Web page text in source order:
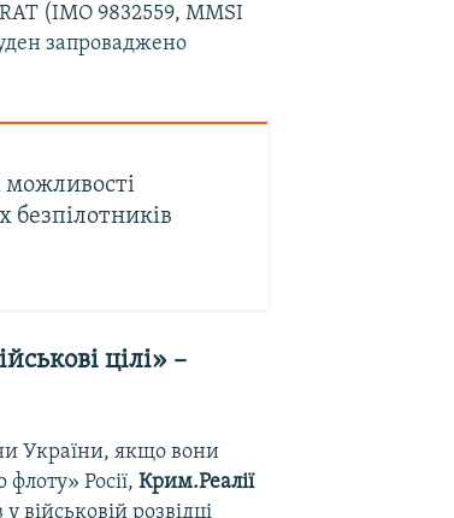
(IMO 9832559, MMSI
запроваджено
можливості
безпілотників
цілі» –
України, якщо вони
флоту» Росії,Крим.Реалії
військовій розвідці